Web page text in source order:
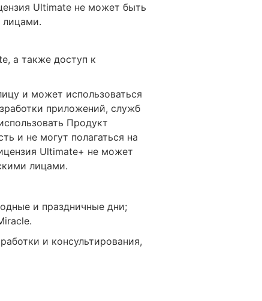
Ultimate не может быть
лицами.
а также доступ к
и может использоваться
приложений, служб
Продукт
и не могут полагаться на
Ultimate+ не может
лицами.
и праздничные дни;
и консультирования,